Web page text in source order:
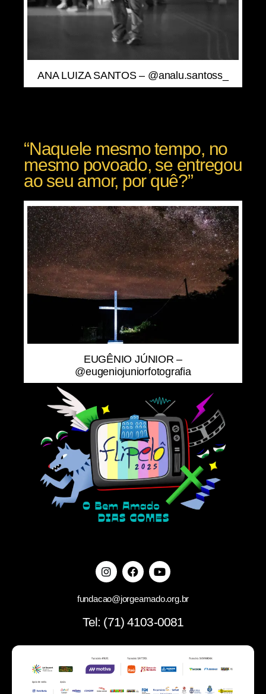
ANA LUIZA SANTOS – @analu.santoss_
“Naquele mesmo tempo, no
mesmo povoado, se entregou
ao seu amor, por quê?”
EUGÊNIO JÚNIOR –
@eugeniojuniorfotografia
fundacao@jorgeamado.org.br
Tel: (71) 4103-0081